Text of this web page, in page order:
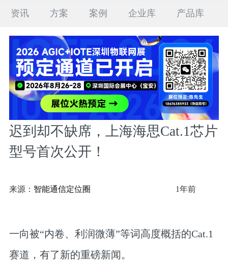
资讯 方案 案例 企业库 产品库
迟到却不缺席，上海海思Cat.1芯片
型号首次公开！
来源： 智能通信定位圈 1年前
一向被“内卷、利润微薄”等词高度概括的Cat.1
赛道，有了新的重磅新闻。